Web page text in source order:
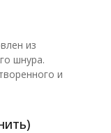
из
шнура.
и